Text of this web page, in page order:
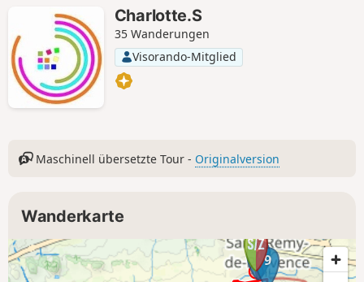
Charlotte.S
35 Wanderungen
Visorando-Mitglied
Maschinell übersetzte Tour - Originalversion
Wanderkarte
19